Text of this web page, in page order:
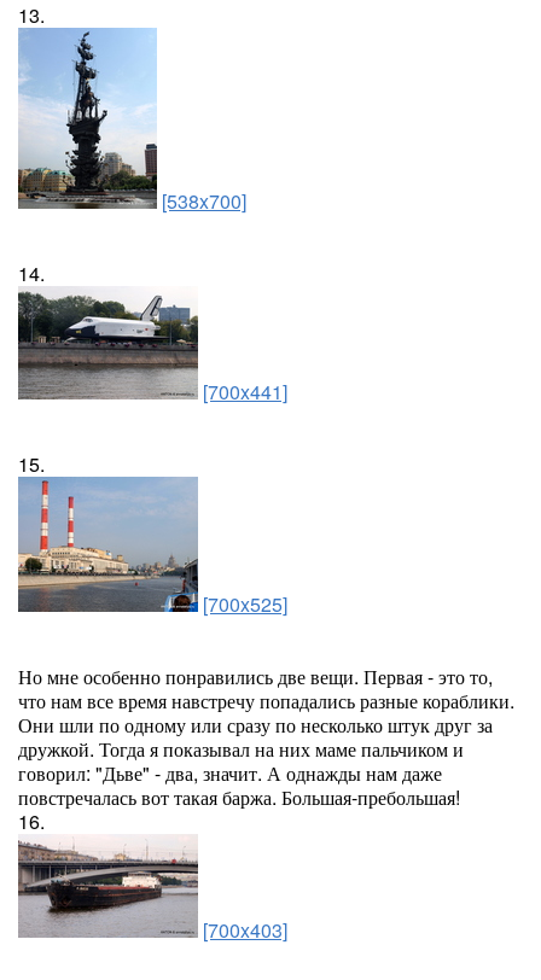
13.
[538x700]
14.
[700x441]
15.
[700x525]
Но мне особенно понравились две вещи. Первая - это то,
что нам все время навстречу попадались разные кораблики.
Они шли по одному или сразу по несколько штук друг за
дружкой. Тогда я показывал на них маме пальчиком и
говорил: "Дьве" - два, значит. А однажды нам даже
повстречалась вот такая баржа. Большая-пребольшая!
16.
[700x403]